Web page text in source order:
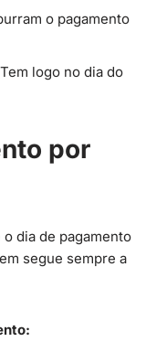
o pagamento
logo no dia do
por
dia de pagamento
segue sempre a